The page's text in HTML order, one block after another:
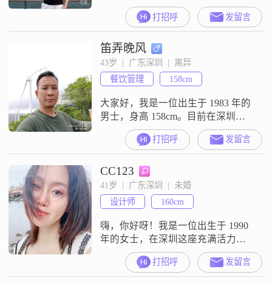
打招呼 发留言
笛弄晚风
43岁  |  广东深圳  |  离异
餐饮管理
158cm
大家好，我是一位出生于 1983 年的
男士，身高 158cm。目前在深圳工
作，月收入在 8001 - 12000 元之间，
学历是高中及以下。我这个人性格
比较随和，特别容易相处，对人也
很耐心包容。在生活中我是个乐观
积极的人，遇到啥困难都不太容易
打倒我。我特别重视朋友之间的情
谊，觉得朋友是很重要的。平时的
爱好也不少，喜欢看
打招呼 发留言
CC123
41岁  |  广东深圳  |  未婚
设计师
160cm
嗨，你好呀！我是一位出生于 1990
年的女士，在深圳这座充满活力的
城市努力打拼。我身高 160cm，有
着一份还不错的工作，每月收入在
12001 - 20000 元之间。我自认为自
打招呼 发留言